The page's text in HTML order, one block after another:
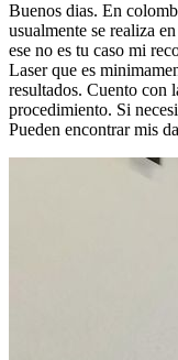
Buenos dias. En
usualmente se realiza
ese no es tu caso mi
Laser que es
resultados. Cuento con
procedimiento. Si
Pueden encontrar mis